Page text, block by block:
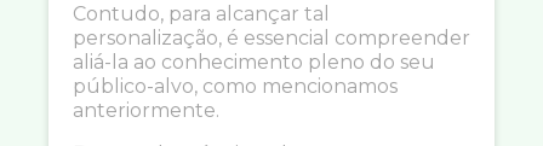
Contudo, para alcançar tal
personalização, é essencial compreender
aliá-la ao conhecimento pleno do seu
público-alvo, como mencionamos
anteriormente.